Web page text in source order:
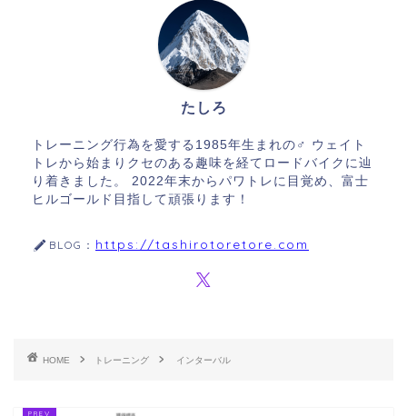
たしろ
トレーニング行為を愛する1985年生まれの♂ ウェイト
トレから始まりクセのある趣味を経てロードバイクに辿
り着きました。 2022年末からパワトレに目覚め、富士
ヒルゴールド目指して頑張ります！
BLOG： https://tashirotoretore.com
HOME トレーニング インターバル